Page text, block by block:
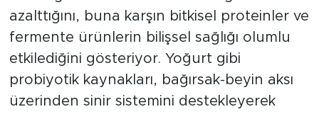
azalttığını, buna karşın bitkisel proteinler ve
fermente ürünlerin bilişsel sağlığı olumlu
etkilediğini gösteriyor. Yoğurt gibi
probiyotik kaynakları, bağırsak-beyin aksı
üzerinden sinir sistemini destekleyerek